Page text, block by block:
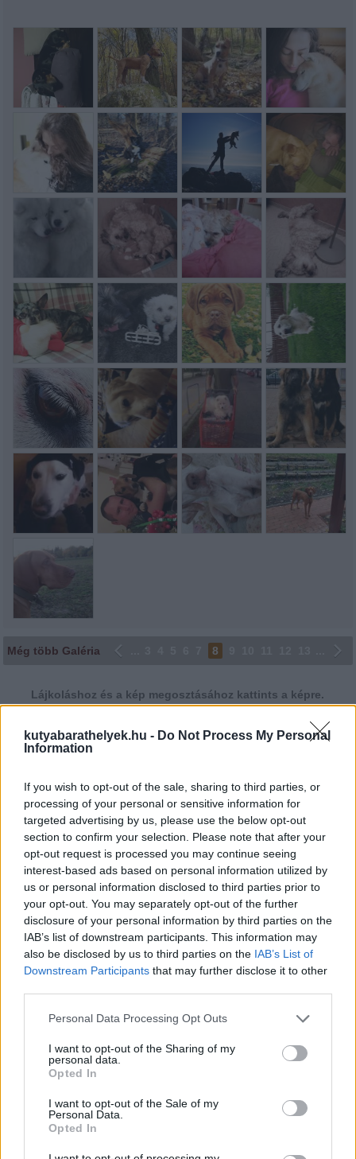
kutyabarathelyek.hu - Do Not Process My Personal
Information
If you wish to opt-out of the sale, sharing to third parties, or
processing of your personal or sensitive information for
targeted advertising by us, please use the below opt-out
section to confirm your selection. Please note that after your
opt-out request is processed you may continue seeing
interest-based ads based on personal information utilized by
us or personal information disclosed to third parties prior to
your opt-out. You may separately opt-out of the further
disclosure of your personal information by third parties on the
IAB’s list of downstream participants. This information may
also be disclosed by us to third parties on the IAB’s List of
Downstream Participants that may further disclose it to other
Personal Data Processing Opt Outs
I want to opt-out of the Sharing of my
personal data.
Opted In
I want to opt-out of the Sale of my
Personal Data.
Opted In
Még több Galéria 8
Lájkoláshoz és a kép megosztásához kattints a képre.
Ne felejtsd el lájkolni Facebook oldalunkat is! Köszönjük!
Minősítés
Hogyan lehet minősített
kutyabarát helyed?